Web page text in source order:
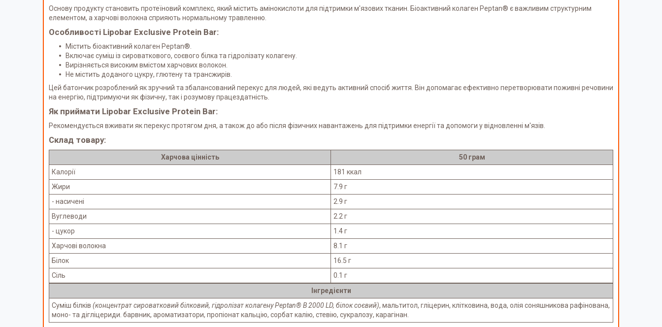
Основу продукту становить протеїновий комплекс, який містить амінокислоти для підтримки м'язових тканин. Біоактивний колаген Peptan® є важливим структурним
елементом, а харчові волокна сприяють нормальному травленню.
Особливості Lipobar Exclusive Protein Bar:
Містить біоактивний колаген Peptan®.
Включає суміш із сироваткового, соєвого білка та гідролізату колагену.
Вирізняється високим вмістом харчових волокон.
Не містить доданого цукру, глютену та трансжирів.
Цей батончик розроблений як зручний та збалансований перекус для людей, які ведуть активний спосіб життя. Він допомагає ефективно перетворювати поживні речовини
на енергію, підтримуючи як фізичну, так і розумову працездатність.
Як приймати Lipobar Exclusive Protein Bar:
Рекомендується вживати як перекус протягом дня, а також до або після фізичних навантажень для підтримки енергії та допомоги у відновленні м'язів.
Склад товару:
Харчова цінність
50 грам
Калорії
181 ккал
Жири
7.9 г
- насичені
2.9 г
Вуглеводи
2.2 г
- цукор
1.4 г
Харчові волокна
8.1 г
Білок
16.5 г
Сіль
0.1 г
Інгредієнти
Суміш білків (концентрат сироватковий білковий, гідролізат колагену Peptan® B 2000 LD, білок соєвий), мальтитол, гліцерин, клітковина, вода, олія соняшникова рафінована,
моно- та дігліцериди. барвник, ароматизатори, пропіонат кальцію, сорбат калію, стевію, сукралозу, карагінан.